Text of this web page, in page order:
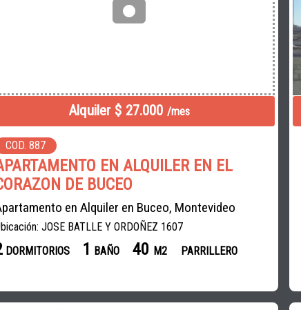
Alquiler $ 27.000 /mes
COD. 887
EN ALQUILER EN EL
DE BUCEO
en Alquiler en Buceo, Montevideo
JOSE BATLLE Y ORDOÑEZ 1607
DORMITORIOS 1 BAÑO 40 M2 PARRILLERO